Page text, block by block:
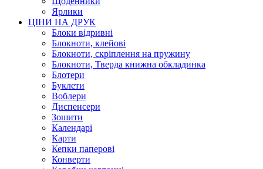
Ярлики
ЦІНИ НА ДРУК
Блоки відривні
Блокноти, клейові
Блокноти, скріплення на пружину
Блокноти, Тверда книжна обкладинка
Блотери
Буклети
Воблери
Диспенсери
Зошити
Календарі
Карти
Кепки паперові
Конверти